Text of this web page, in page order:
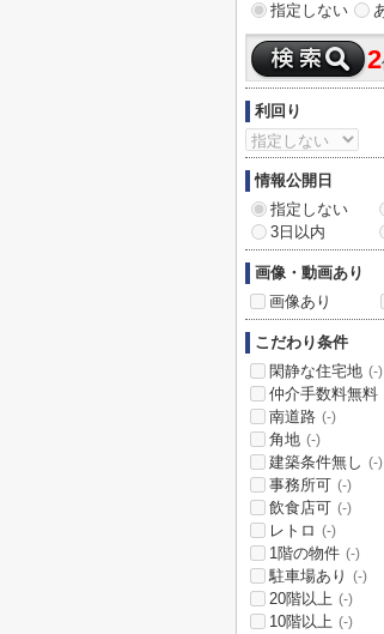
指定しない
2
利回り
情報公開日
指定しない
3日以内
画像・動画あり
画像あり
こだわり条件
閑静な住宅地 (-)
仲介手数料無料
南道路 (-)
角地 (-)
建築条件無し (-)
事務所可 (-)
飲食店可 (-)
レトロ (-)
1階の物件 (-)
駐車場あり (-)
20階以上 (-)
10階以上 (-)